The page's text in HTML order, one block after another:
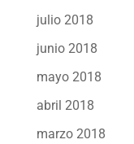
julio 2018
junio 2018
mayo 2018
abril 2018
marzo 2018